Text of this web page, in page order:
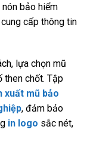
bảo hiểm
cấp thông tin
lựa chọn mũ
then chốt. Tập
xuất mũ bảo
, đảm bảo
in logo sắc nét,